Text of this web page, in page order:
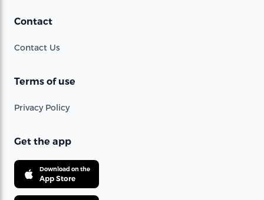
Contact
Contact Us
Terms of use
Privacy Policy
Get the app
Download on the
App Store